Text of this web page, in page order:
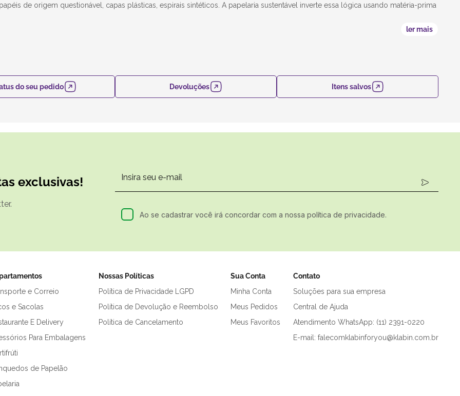
de origem questionável, capas plásticas, espirais sintéticos. A papelaria sustentável inverte essa lógica usando matéria-prima
ler mais
do seu pedido Devoluções Itens salvos
exclusivas!
Ao se cadastrar você irá concordar com a nossa política de privacidade.
e Correio
e Sacolas
E Delivery
Para Embalagens
de Papelão
Nossas Políticas
Política de Privacidade LGPD
Política de Devolução e Reembolso
Política de Cancelamento
Sua Conta
Minha Conta
Meus Pedidos
Meus Favoritos
Contato
Soluções para sua empresa
Central de Ajuda
Atendimento WhatsApp: (11) 2391-0220
E-mail: falecomklabinforyou@klabin.com.br